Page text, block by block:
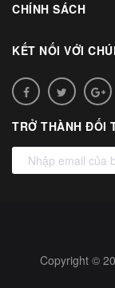
CHÍNH SÁCH
KẾT NỐI VỚI
TRỞ THÀNH ĐỐI
Copyright ©